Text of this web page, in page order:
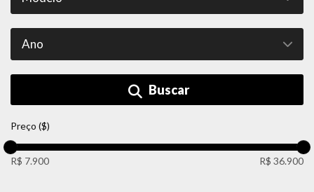
Buscar
Preço ($)
R$ 7.900 R$ 36.900